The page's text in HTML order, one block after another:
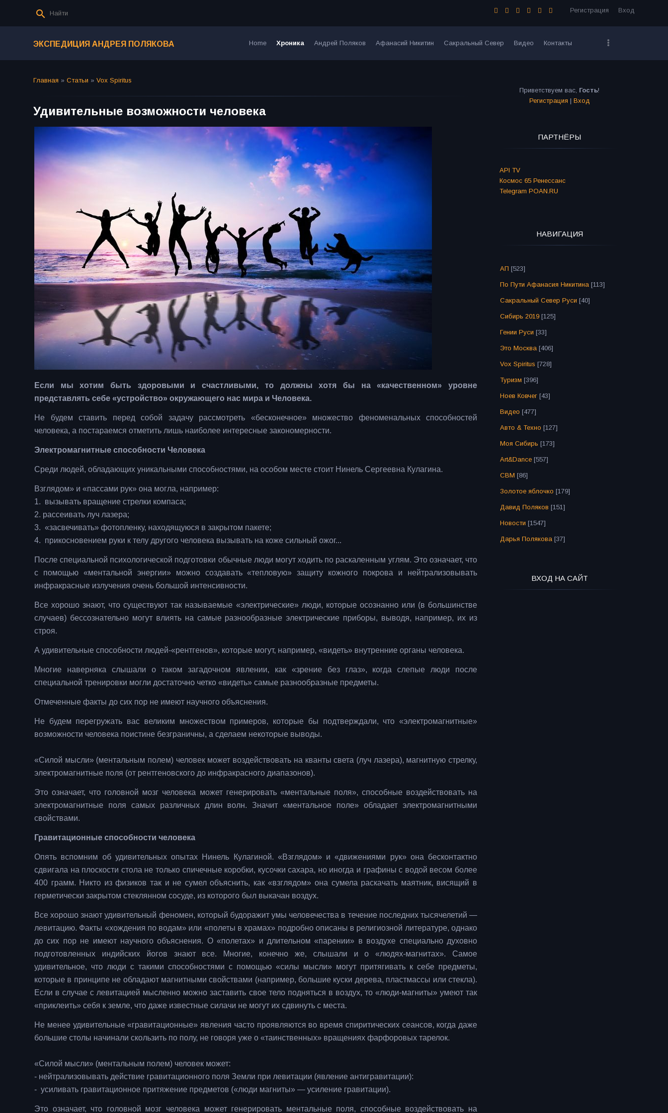
Регистрация Вход
ЭКСПЕДИЦИЯ АНДРЕЯ ПОЛЯКОВА Home Хроника Андрей Поляков Афанасий Никитин Сакральный Север Видео Контакты
Главная » Статьи » Vox Spiritus
Удивительные возможности человека
Если мы хотим быть здоровыми и счастливыми, то должны хотя бы на «качественном» уровне
представлять себе «устройство» окружающего нас мира и Человека.
Не будем ставить перед собой задачу рассмотреть «бесконечное» множество феноменальных способностей
человека, а постараемся отметить лишь наиболее интересные закономерности.
Электромагнитные способности Человека
Среди людей, обладающих уникальными способностями, на особом месте стоит Нинель Сергеевна Кулагина.
Взглядом» и «пассами рук» она могла, например:
1. вызывать вращение стрелки компаса;
2. рассеивать луч лазера;
3. «засвечивать» фотопленку, находящуюся в закрытом пакете;
4. прикосновением руки к телу другого человека вызывать на коже сильный ожог...
После специальной психологической подготовки обычные люди могут ходить по раскаленным углям. Это означает, что
с помощью «ментальной энергии» можно создавать «тепловую» защиту кожного покрова и нейтрализовывать
инфракрасные излучения очень большой интенсивности.
Все хорошо знают, что существуют так называемые «электрические» люди, которые осознанно или (в большинстве
случаев) бессознательно могут влиять на самые разнообразные электрические приборы, выводя, например, их из
строя.
А удивительные способности людей-«рентгенов», которые могут, например, «видеть» внутренние органы человека.
Многие наверняка слышали о таком загадочном явлении, как «зрение без глаз», когда слепые люди после
специальной тренировки могли достаточно четко «видеть» самые разнообразные предметы.
Отмеченные факты до сих пор не имеют научного объяснения.
Не будем перегружать вас великим множеством примеров, которые бы подтверждали, что «электромагнитные»
возможности человека поистине безграничны, а сделаем некоторые выводы.
«Силой мысли» (ментальным полем) человек может воздействовать на кванты света (луч лазера), магнитную стрелку,
электромагнитные поля (от рентгеновского до инфракрасного диапазонов).
Это означает, что головной мозг человека может генерировать «ментальные поля», способные воздействовать на
электромагнитные поля самых различных длин волн. Значит «ментальное поле» обладает электромагнитными
свойствами.
Гравитационные способности человека
Опять вспомним об удивительных опытах Нинель Кулагиной. «Взглядом» и «движениями рук» она бесконтактно
сдвигала на плоскости стола не только спичечные коробки, кусочки сахара, но иногда и графины с водой весом более
400 грамм. Никто из физиков так и не сумел объяснить, как «взглядом» она сумела раскачать маятник, висящий в
герметически закрытом стеклянном сосуде, из которого был выкачан воздух.
Все хорошо знают удивительный феномен, который будоражит умы человечества в течение последних тысячелетий —
левитацию. Факты «хождения по водам» или «полеты в храмах» подробно описаны в религиозной литературе, однако
до сих пор не имеют научного объяснения. О «полетах» и длительном «парении» в воздухе специально духовно
подготовленных индийских йогов знают все. Многие, конечно же, слышали и о «людях-магнитах». Самое
удивительное, что люди с такими способностями с помощью «силы мысли» могут притягивать к себе предметы,
которые в принципе не обладают магнитными свойствами (например, большие куски дерева, пластмассы или стекла).
Если в случае с левитацией мысленно можно заставить свое тело подняться в воздух, то «люди-магниты» умеют так
«приклеить» себя к земле, что даже известные силачи не могут их сдвинуть с места.
Не менее удивительные «гравитационные» явления часто проявляются во время спиритических сеансов, когда даже
большие столы начинали скользить по полу, не говоря уже о «таинственных» вращениях фарфоровых тарелок.
«Силой мысли» (ментальным полем) человек может:
- нейтрализовывать действие гравитационного поля Земли при левитации (явление антигравитации):
- усиливать гравитационное притяжение предметов («люди магниты» — усиление гравитации).
Это означает, что головной мозг человека может генерировать ментальные поля, способные воздействовать на
Приветствуем вас, Гость!
Регистрация | Вход
ПАРТНЁРЫ
API TV
Космос 65 Ренессанс
Telegram POAN.RU
НАВИГАЦИЯ
АП [523]
По Пути Афанасия Никитина [113]
Сакральный Север Руси [40]
Сибирь 2019 [125]
Гении Руси [33]
Это Москва [406]
Vox Spiritus [728]
Туризм [396]
Ноев Ковчег [43]
Видео [477]
Авто & Техно [127]
Моя Сибирь [173]
Art&Dance [557]
СВМ [86]
Золотое яблочко [179]
Давид Поляков [151]
Новости [1547]
Дарья Полякова [37]
ВХОД НА САЙТ